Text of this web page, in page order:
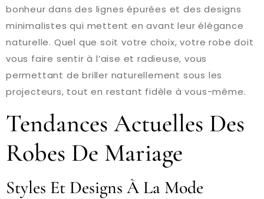
bonheur dans des lignes épurées et des designs
minimalistes qui mettent en avant leur élégance
naturelle. Quel que soit votre choix, votre robe doit
vous faire sentir à l’aise et radieuse, vous
permettant de briller naturellement sous les
projecteurs, tout en restant fidèle à vous-même.
Tendances Actuelles Des
Robes De Mariage
Styles Et Designs À La Mode